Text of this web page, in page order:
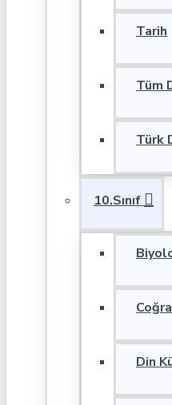
Tarih
Tüm
Türk
10.Sınıf
Din